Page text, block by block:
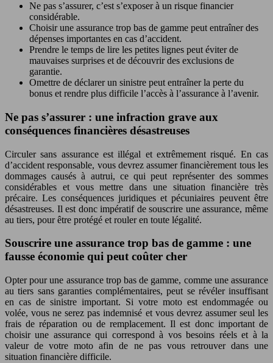
Ne pas s’assurer, c’est s’exposer à un risque financier
considérable.
Choisir une assurance trop bas de gamme peut entraîner des
dépenses importantes en cas d’accident.
Prendre le temps de lire les petites lignes peut éviter de
mauvaises surprises et de découvrir des exclusions de
garantie.
Omettre de déclarer un sinistre peut entraîner la perte du
bonus et rendre plus difficile l’accès à l’assurance à l’avenir.
Ne pas s’assurer : une infraction grave aux
conséquences financières désastreuses
Circuler sans assurance est illégal et extrêmement risqué. En cas
d’accident responsable, vous devrez assumer financièrement tous les
dommages causés à autrui, ce qui peut représenter des sommes
considérables et vous mettre dans une situation financière très
précaire. Les conséquences juridiques et pécuniaires peuvent être
désastreuses. Il est donc impératif de souscrire une assurance, même
au tiers, pour être protégé et rouler en toute légalité.
Souscrire une assurance trop bas de gamme : une
fausse économie qui peut coûter cher
Opter pour une assurance trop bas de gamme, comme une assurance
au tiers sans garanties complémentaires, peut se révéler insuffisant
en cas de sinistre important. Si votre moto est endommagée ou
volée, vous ne serez pas indemnisé et vous devrez assumer seul les
frais de réparation ou de remplacement. Il est donc important de
choisir une assurance qui correspond à vos besoins réels et à la
valeur de votre moto afin de ne pas vous retrouver dans une
situation financière difficile.